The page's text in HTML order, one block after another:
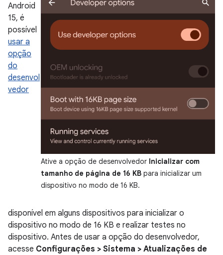
Ative a opção de desenvolvedor Inicializar com
tamanho de página de 16 KB para inicializar um
dispositivo no modo de 16 KB.
Android
15, é
possível
usar a
opção
do
desenvol
vedor
disponível em alguns dispositivos para inicializar o
dispositivo no modo de 16 KB e realizar testes no
dispositivo. Antes de usar a opção do desenvolvedor,
acesse Configurações > Sistema > Atualizações de